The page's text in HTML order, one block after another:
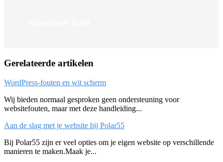
Gerelateerde artikelen
WordPress-fouten en wit scherm
Wij bieden normaal gesproken geen ondersteuning voor
websitefouten, maar met deze handleiding...
Aan de slag met je website bij Polar55
Bij Polar55 zijn er veel opties om je eigen website op verschillende
manieren te maken.Maak je...